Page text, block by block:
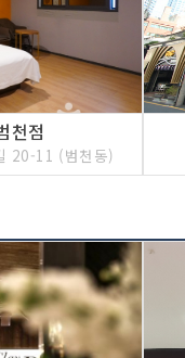
천점
20-11 (범천동)